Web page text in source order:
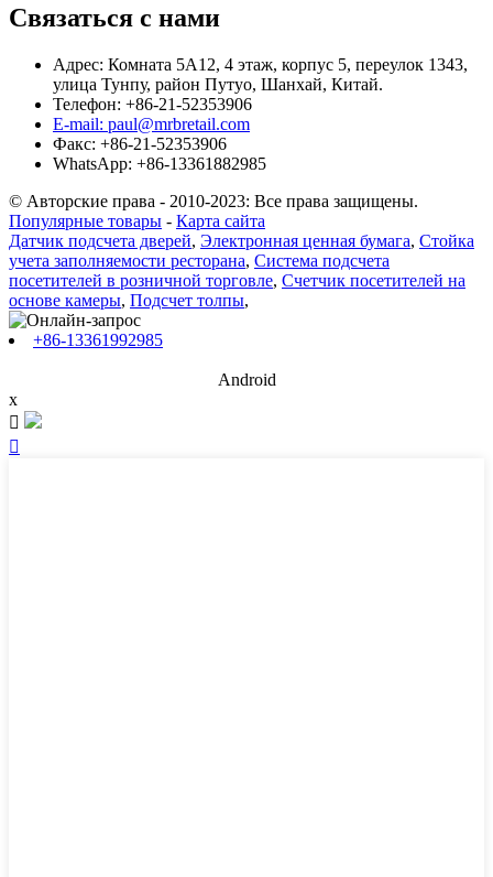
Связаться с нами
Адрес: Комната 5A12, 4 этаж, корпус 5, переулок 1343,
улица Тунпу, район Путуо, Шанхай, Китай.
Телефон: +86-21-52353906
E-mail: paul@mrbretail.com
Факс: +86-21-52353906
WhatsApp: +86-13361882985
© Авторские права - 2010-2023: Все права защищены.
Популярные товары - Карта сайта
Датчик подсчета дверей, Электронная ценная бумага, Стойка
учета заполняемости ресторана, Система подсчета
посетителей в розничной торговле, Счетчик посетителей на
основе камеры, Подсчет толпы,
+86-13361992985
Android
x

